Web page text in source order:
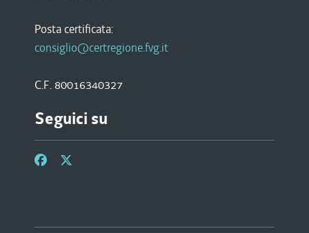
Posta certificata:
consiglio@certregione.fvg.it
C.F. 80016340327
Seguici su